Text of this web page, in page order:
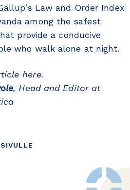
Law and Order Index
among the safest
provide a conducive
who walk alone at night.
here.
, Head and Editor at